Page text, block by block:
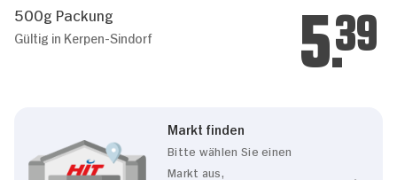
500g Packung
Gültig in Kerpen-Sindorf 5.39
Markt finden
Bitte wählen Sie einen
Markt aus,